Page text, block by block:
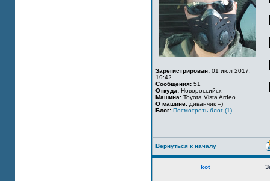
Зарегистрирован: 01 июл 2017,
19:42
Сообщения: 51
Откуда: Новороссийск
Машина: Toyota Vista Ardeo
О машине: диванчик =)
Блог: Посмотреть блог (1)
Вернуться к началу
kot_